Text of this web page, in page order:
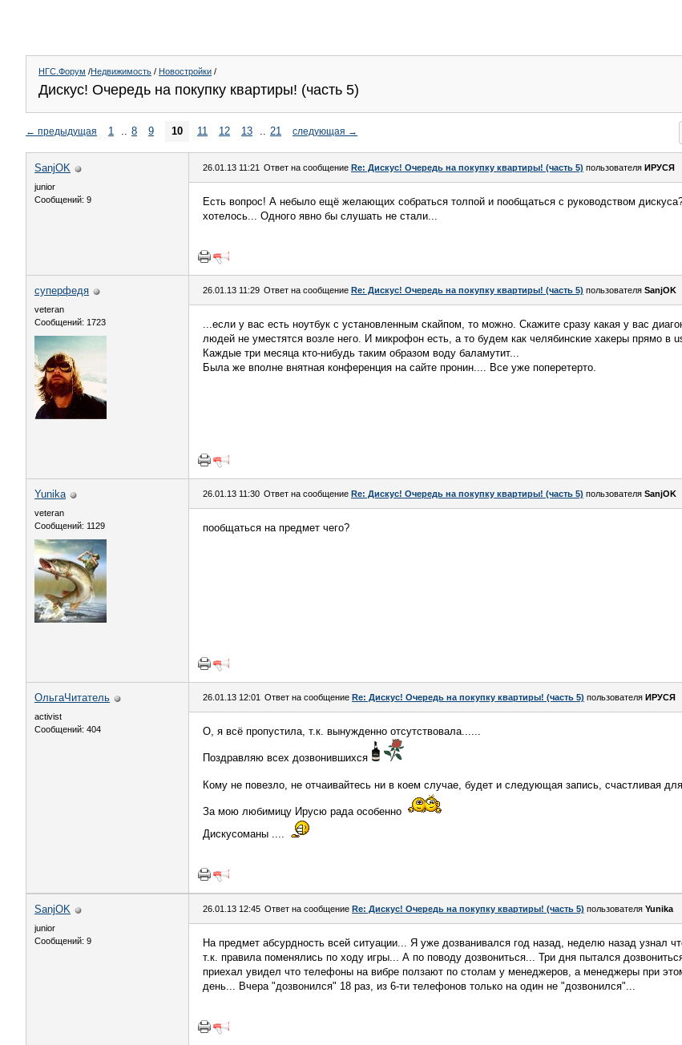
НГС.Форум /Недвижимость / Новостройки /
Дискус! Очередь на покупку квартиры! (часть 5)
← предыдущая 1 .. 8 9 10 11 12 13 .. 21 следующая →
SanjOK
junior
Сообщений: 9
26.01.13 11:21 Ответ на сообщение Re: Дискус! Очередь на покупку квартиры! (часть 5) пользователя ИРУСЯ
Есть вопрос! А небыло ещё желающих собраться толпой и пообщаться с руководством
хотелось... Одного явно бы слушать не стали...
суперфедя
veteran
Сообщений: 1723
26.01.13 11:29 Ответ на сообщение Re: Дискус! Очередь на покупку квартиры! (часть 5) пользователя SanjOK
...если у вас есть ноутбук с установленным скайпом, то можно. Скажите сразу какая у вас
людей не уместятся возле него. И микрофон есть, а то будем как челябинские хакеры прямо в
Каждые три месяца кто-нибудь таким образом воду баламутит...
Была же вполне внятная конференция на сайте пронин.... Все уже поперетерто.
Yunika
veteran
Сообщений: 1129
26.01.13 11:30 Ответ на сообщение Re: Дискус! Очередь на покупку квартиры! (часть 5) пользователя SanjOK
пообщаться на предмет чего?
ОльгаЧитатель
activist
Сообщений: 404
26.01.13 12:01 Ответ на сообщение Re: Дискус! Очередь на покупку квартиры! (часть 5) пользователя ИРУСЯ
О, я всё пропустила, т.к. вынужденно отсутствовала......
Поздравляю всех дозвонившихся
Кому не повезло, не отчаивайтесь ни в коем случае, будет и следующая запись, счастливая
За мою любимицу Ирусю рада особенно
Дискусоманы ....
SanjOK
junior
Сообщений: 9
26.01.13 12:45 Ответ на сообщение Re: Дискус! Очередь на покупку квартиры! (часть 5) пользователя Yunika
На предмет абсурдность всей ситуации... Я уже дозванивался год назад, неделю назад узнал
т.к. правила поменялись по ходу игры... А по поводу дозвониться... Три дня пытался
приехал увидел что телефоны на вибре ползают по столам у менеджеров, а менеджеры при
день... Вчера "дозвонился" 18 раз, из 6-ти телефонов только на один не "дозвонился"...